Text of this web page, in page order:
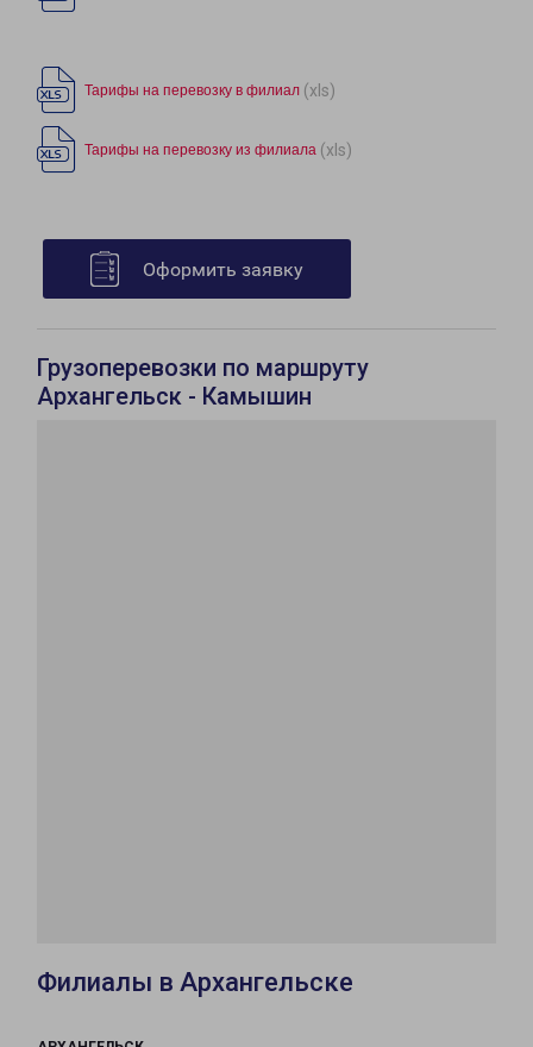
Тарифы на перевозку в филиал (xls)
Тарифы на перевозку из филиала (xls)
Оформить заявку
Грузоперевозки по маршруту
Архангельск - Камышин
Филиалы в Архангельске